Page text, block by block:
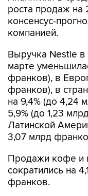
роста продаж на
консенсус-
компанией.
Выручка Nestle
марте
франков), в
франков), в
на 9,4% (до 4,24
5,9% (до 1,23
Латинской
3,07 млрд
Продажи кофе и
сократились на
франков.